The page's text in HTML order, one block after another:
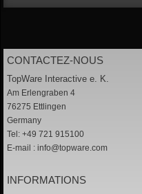
CONTACTEZ-NOUS
TopWare Interactive e. K.
Am Erlengraben 4
76275 Ettlingen
Germany
Tel: +49 721 915100
E-mail : info@topware.com
INFORMATIONS